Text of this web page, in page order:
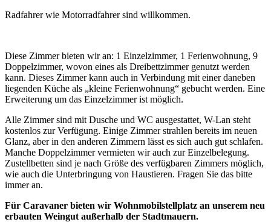
Radfahrer wie Motorradfahrer sind willkommen.
Diese Zimmer bieten wir an: 1 Einzelzimmer, 1 Ferienwohnung, 9
Doppelzimmer, wovon eines als Dreibettzimmer genutzt werden
kann. Dieses Zimmer kann auch in Verbindung mit einer daneben
liegenden Küche als „kleine Ferienwohnung“ gebucht werden. Eine
Erweiterung um das Einzelzimmer ist möglich.
Alle Zimmer sind mit Dusche und WC ausgestattet, W-Lan steht
kostenlos zur Verfügung. Einige Zimmer strahlen bereits im neuen
Glanz, aber in den anderen Zimmern lässt es sich auch gut schlafen.
Manche Doppelzimmer vermieten wir auch zur Einzelbelegung.
Zustellbetten sind je nach Größe des verfügbaren Zimmers möglich,
wie auch die Unterbringung von Haustieren. Fragen Sie das bitte
immer an.
Für Caravaner bieten wir Wohnmobilstellplatz an unserem neu
erbauten Weingut außerhalb der Stadtmauern.